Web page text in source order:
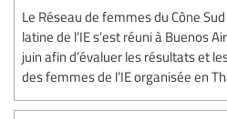
Le Réseau de femmes du Cône
latine de l’IE s’est réuni à Buenos
juin afin d’évaluer les résultats et
des femmes de l’IE organisée en